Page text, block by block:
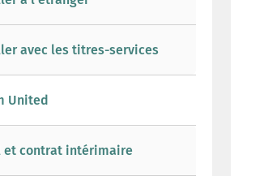
avec les titres-services
United
et contrat intérimaire